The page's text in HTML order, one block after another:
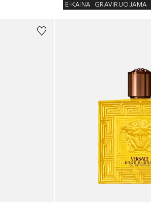
E-KAINA
GRAVIRUOJAMA